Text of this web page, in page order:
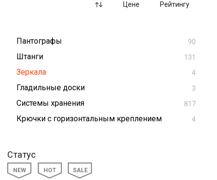
Цене Рейтингу
Пантографы 90
Штанги 131
Зеркала 4
Гладильные доски 3
Системы хранения 817
Крючки с горизонтальным креплением 4
Статус
NEW HOT SALE